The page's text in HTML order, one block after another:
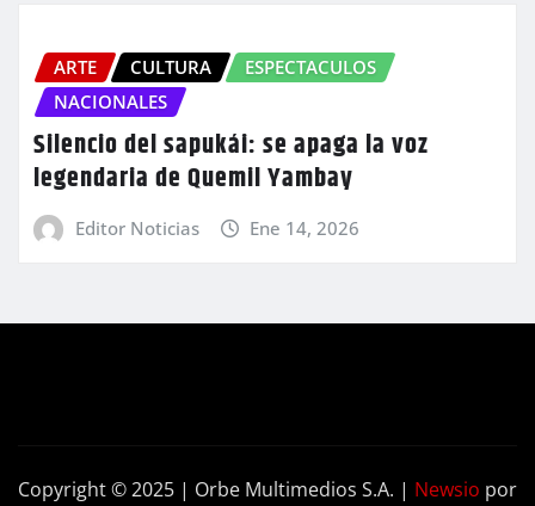
ARTE CULTURA
ESPECTACULOS
NACIONALES
Silencio del sapukái: se apaga la voz
legendaria de Quemil Yambay
Editor Noticias Ene 14, 2026
Copyright © 2025 | Orbe Multimedios S.A. | Newsio por